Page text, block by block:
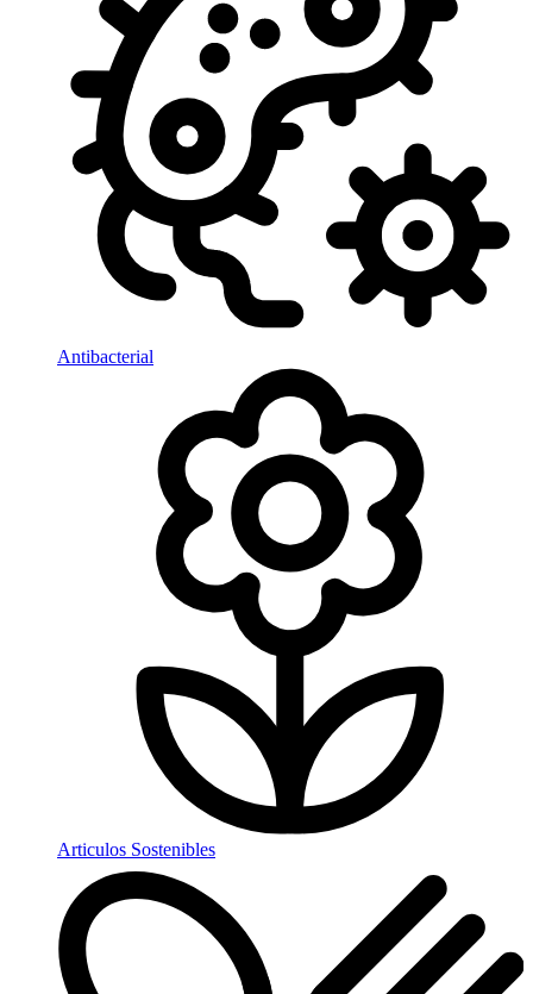
Antibacterial
Articulos Sostenibles